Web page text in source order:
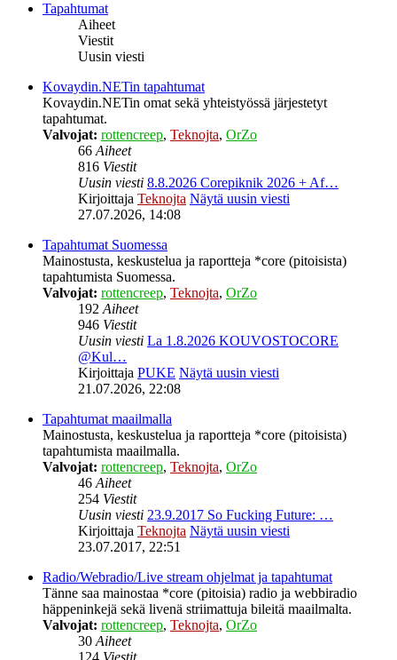
Tapahtumat
Aiheet
Viestit
Uusin viesti
Kovaydin.NETin tapahtumat
Kovaydin.NETin omat sekä yhteistyössä järjestetyt
tapahtumat.
Valvojat: rottencreep, Teknojta, OrZo
66Aiheet
816 Viestit
Uusin viesti 8.8.2026 Corepiknik 2026 + Af…
Kirjoittaja Teknojta Näytä uusin viesti
27.07.2026, 14:08
Tapahtumat Suomessa
Mainostusta, keskustelua ja raportteja *core (pitoisista)
tapahtumista Suomessa.
Valvojat: rottencreep, Teknojta, OrZo
192Aiheet
946 Viestit
Uusin viesti La 1.8.2026 KOUVOSTOCORE
@Kul…
Kirjoittaja PUKE Näytä uusin viesti
21.07.2026, 22:08
Tapahtumat maailmalla
Mainostusta, keskustelua ja raportteja *core (pitoisista)
tapahtumista maailmalla.
Valvojat: rottencreep, Teknojta, OrZo
46Aiheet
254 Viestit
Uusin viesti 23.9.2017 So Fucking Future: …
Kirjoittaja Teknojta Näytä uusin viesti
23.07.2017, 22:51
Radio/Webradio/Live stream ohjelmat ja tapahtumat
Tänne saa mainostaa *core (pitoisia) radio ja webbiradio
häppeninkejä sekä livenä striimattuja bileitä maailmalta.
Valvojat: rottencreep, Teknojta, OrZo
30Aiheet